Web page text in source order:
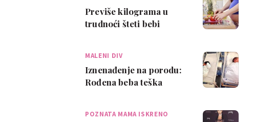
Previše kilograma u
trudnoći šteti bebi
MALENI DIV
Iznenađenje na porodu:
Rođena beba teška
POZNATA MAMA ISKRENO